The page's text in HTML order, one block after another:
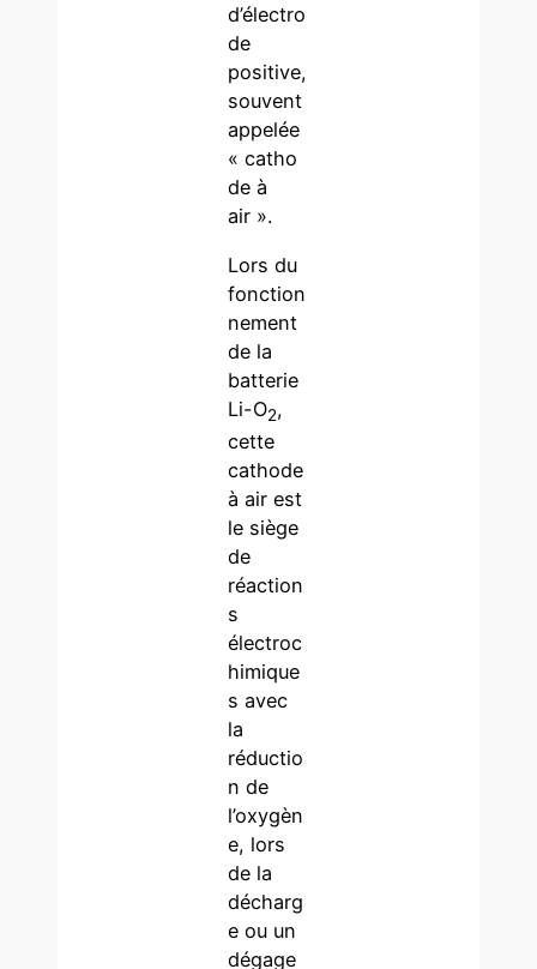
d’électro
de
positive,
souvent
appelée
« catho
de à
air ».
Lors du
fonction
nement
de la
batterie
Li-O2,
cette
cathode
à air est
le siège
de
réaction
s
électroc
himique
s avec
la
réductio
n de
l’oxygèn
e, lors
de la
décharg
e ou un
dégage